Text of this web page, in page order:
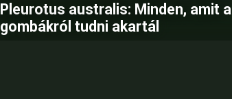
Pleurotus australis: Minden, amit a
gombákról tudni akartál